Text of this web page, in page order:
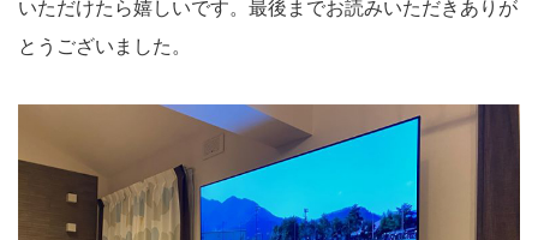
いただけたら嬉しいです。最後までお読みいただきありが
とうございました。